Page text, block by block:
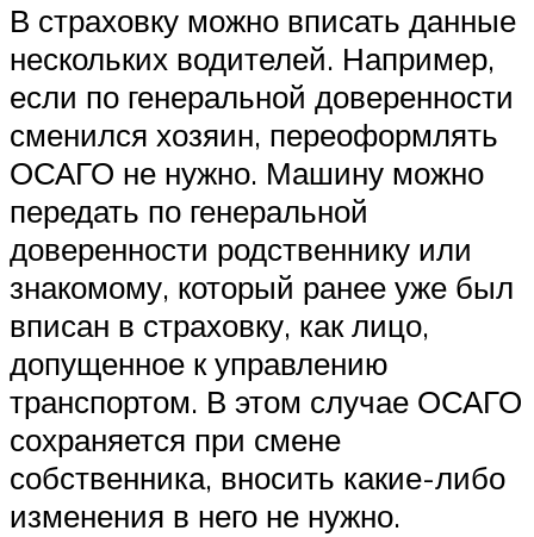
В страховку можно вписать данные
нескольких водителей. Например,
если по генеральной доверенности
сменился хозяин, переоформлять
ОСАГО не нужно. Машину можно
передать по генеральной
доверенности родственнику или
знакомому, который ранее уже был
вписан в страховку, как лицо,
допущенное к управлению
транспортом. В этом случае ОСАГО
сохраняется при смене
собственника, вносить какие-либо
изменения в него не нужно.